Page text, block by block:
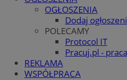
OGŁOSZENIA
Dodaj
POLECAMY
Protocol IT
Pracuj.pl -
REKLAMA
WSPÓŁPRACA